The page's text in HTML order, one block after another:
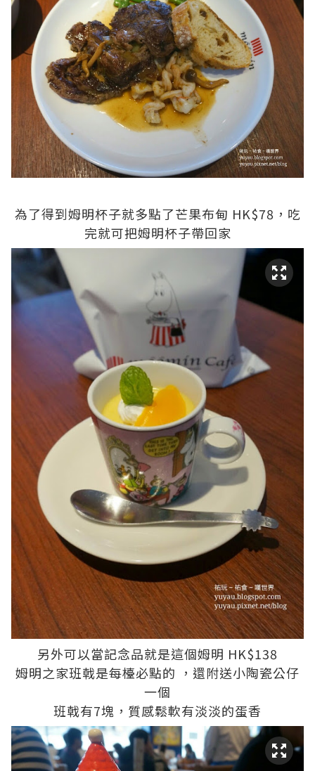
為了得到姆明杯子就多點了芒果布甸 HK$78，吃
完就可把姆明杯子帶回家
另外可以當記念品就是這個姆明 HK$138
姆明之家班戟是每檯必點的 ，還附送小陶瓷公仔
一個
班戟有7塊，質感鬆軟有淡淡的蛋香